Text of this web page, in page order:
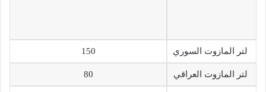
لتر المازوت السوري 150
لتر المازوت العراقي 80